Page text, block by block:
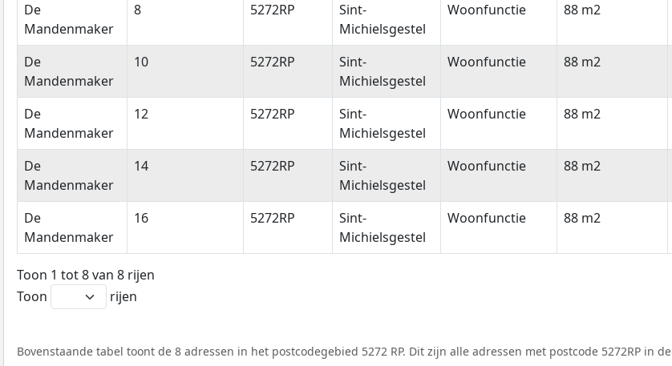
De
Mandenmaker
8 5272RP
Sint-
Michielsgestel
Woonfunctie 88 m2
De
Mandenmaker
10 5272RP
Sint-
Michielsgestel
Woonfunctie 88 m2
De
Mandenmaker
12 5272RP
Sint-
Michielsgestel
Woonfunctie 88 m2
De
Mandenmaker
14 5272RP
Sint-
Michielsgestel
Woonfunctie 88 m2
De
Mandenmaker
16 5272RP
Sint-
Michielsgestel
Woonfunctie 88 m2
Toon 1 tot 8 van 8 rijen
Toon
rijen
Bovenstaande tabel toont de 8 adressen in het postcodegebied 5272 RP. Dit zijn alle adressen met postcode 5272RP in de